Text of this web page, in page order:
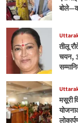
तीलू
चयन,
मसूरी